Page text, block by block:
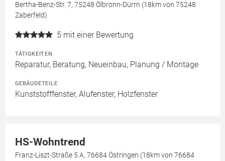
Bertha-Benz-Str. 7, 75248 Ölbronn-Dürrn (18km von 75248
Zaberfeld)
5 mit einer Bewertung
TÄTIGKEITEN
Reparatur, Beratung, Neueinbau, Planung / Montage
GEBÄUDETEILE
Kunststofffenster, Alufenster, Holzfenster
HS-Wohntrend
Franz-Liszt-Straße 5 A, 76684 Östringen (18km von 76684